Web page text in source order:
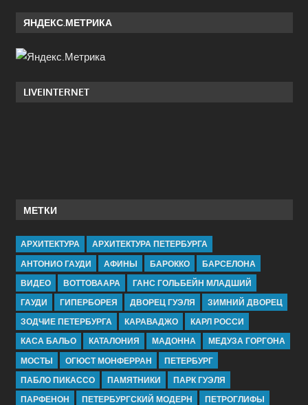
ЯНДЕКС.МЕТРИКА
LIVEINTERNET
МЕТКИ
АРХИТЕКТУРА
АРХИТЕКТУРА ПЕТЕРБУРГА
АНТОНИО ГАУДИ
АФИНЫ БАРОККО
БАРСЕЛОНА
ВИДЕО
ВОТТОВААРА
ГАНС ГОЛЬБЕЙН МЛАДШИЙ
ГАУДИ
ГИПЕРБОРЕЯ ДВОРЕЦ ГУЭЛЯ
ЗИМНИЙ ДВОРЕЦ
ЗОДЧИЕ ПЕТЕРБУРГА
КАРАВАДЖО
КАРЛ РОССИ
КАСА БАЛЬО
КАТАЛОНИЯ МАДОННА
МЕДУЗА ГОРГОНА
МОСТЫ
ОГЮСТ МОНФЕРРАН
ПЕТЕРБУРГ
ПАБЛО ПИКАССО
ПАМЯТНИКИ
ПАРК ГУЭЛЯ
ПАРФЕНОН
ПЕТЕРБУРГСКИЙ МОДЕРН ПЕТРОГЛИФЫ